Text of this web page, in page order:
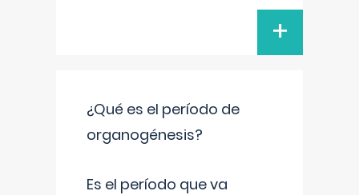
+
¿Qué es el período de
organogénesis?
Es el período que va